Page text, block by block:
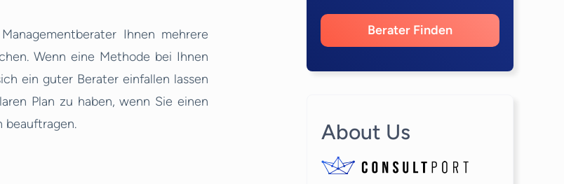
Ihnen mehrere
Wenn eine Methode bei Ihnen
ein guter Berater einfallen lassen
Plan zu haben, wenn Sie einen
beauftragen.
Berater Finden
About Us